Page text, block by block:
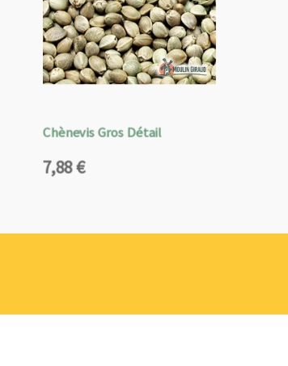
Chènevis Gros Détail
7,88€